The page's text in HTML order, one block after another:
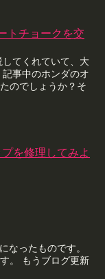
トチョークを交
てくれていて、大
事中のホンダのオ
のでしょうか？そ
を修理してみよ
なったものです。
。 もうブログ更新